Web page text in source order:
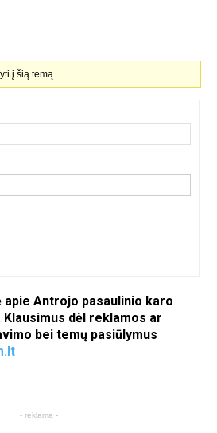
į šią temą.
Antrojo pasaulinio karo
dėl reklamos ar
bei temų pasiūlymus
- reklama -